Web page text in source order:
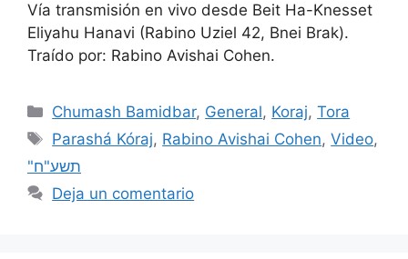
Vía transmisión en vivo desde Beit Ha-Knesset
Eliyahu Hanavi (Rabino Uziel 42, Bnei Brak).
Traído por: Rabino Avishai Cohen.
Chumash Bamidbar, General, Koraj,Tora
Parashá Kóraj, Rabino Avishai Cohen,Video,
"תשע"ח
Deja un comentario